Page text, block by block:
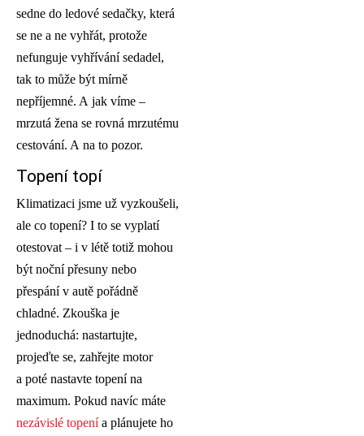
sedne do ledové sedačky, která
se ne a ne vyhřát, protože
nefunguje vyhřívání sedadel,
tak to může být mírně
nepříjemné. A jak víme –
mrzutá žena se rovná mrzutému
cestování. A na to pozor.
Topení topí
Klimatizaci jsme už vyzkoušeli,
ale co topení? I to se vyplatí
otestovat – i v létě totiž mohou
být noční přesuny nebo
přespání v autě pořádně
chladné. Zkouška je
jednoduchá: nastartujte,
projeďte se, zahřejte motor
a poté nastavte topení na
maximum. Pokud navíc máte
nezávislé topenía plánujete ho